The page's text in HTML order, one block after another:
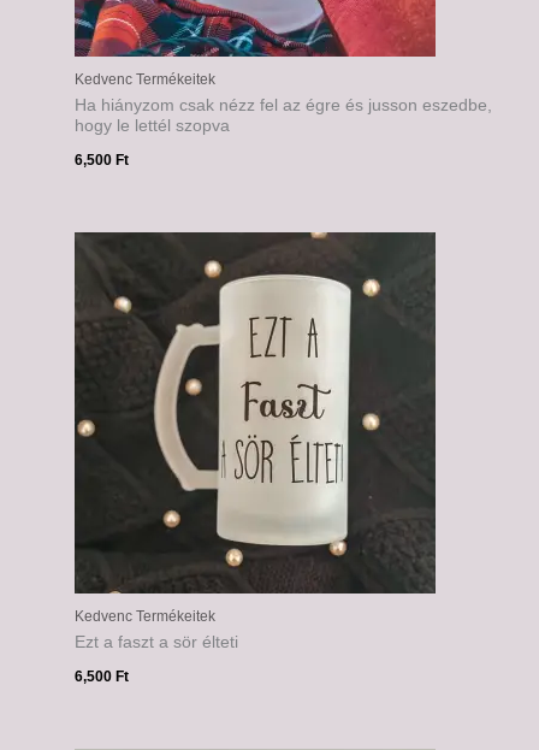
Kedvenc Termékeitek
Ha hiányzom csak nézz fel az égre és jusson eszedbe,
hogy le lettél szopva
6,500 Ft
Kedvenc Termékeitek
Ezt a faszt a sör élteti
6,500Ft